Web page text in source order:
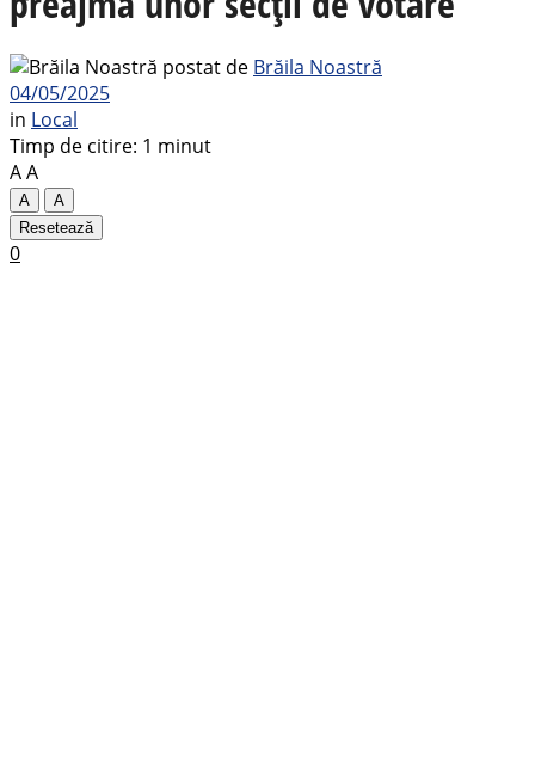
postat de Brăila Noastră
04/05/2025
in Local
Timp de citire: 1 minut
AA
A
A
Resetează
0